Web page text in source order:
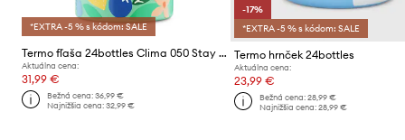
*EXTRA -5 % s kódom: SALE
Termo fľaša 24bottles Clima 050 Stay Fresh
Aktuálna cena:
31,99 €
Bežná cena:36,99 €
Najnižšia cena:32,99 €
-17%
*EXTRA -5 % s kódom: SALE
Termo hrnček 24bottles
Aktuálna cena:
23,99 €
Bežná cena: 28,99 €
Najnižšia cena: 28,99 €